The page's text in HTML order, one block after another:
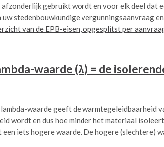
afzonderlijk gebruikt wordt en voor elk deel dat
uw stedenbouwkundige vergunningsaanvraag
van de EPB-eisen, opgesplitst per
waarde (λ) = de
waarde geeft de warmtegeleidbaarheid
wordt en dus hoe minder het materiaal
een iets hogere waarde. De hogere (slechtere)